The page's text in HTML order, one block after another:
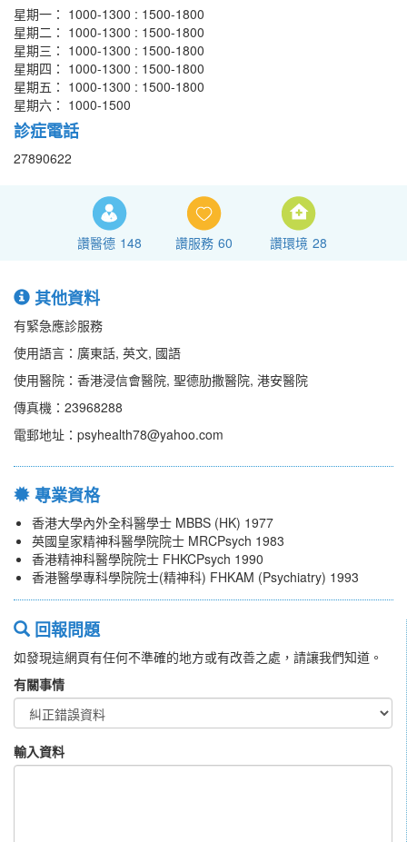
星期一： 1000-1300 : 1500-1800
星期二： 1000-1300 : 1500-1800
星期三： 1000-1300 : 1500-1800
星期四： 1000-1300 : 1500-1800
星期五： 1000-1300 : 1500-1800
星期六： 1000-1500
診症電話
27890622
讚醫德 148 讚服務 60 讚環境 28
其他資料
有緊急應診服務
使用語言：廣東話, 英文, 國語
使用醫院：香港浸信會醫院, 聖德肋撒醫院, 港安醫院
傳真機：23968288
電郵地址：psyhealth78@yahoo.com
專業資格
香港大學內外全科醫學士 MBBS (HK) 1977
英國皇家精神科醫學院院士 MRCPsych 1983
香港精神科醫學院院士 FHKCPsych 1990
香港醫學專科學院院士(精神科) FHKAM (Psychiatry) 1993
回報問題
如發現這網頁有任何不準確的地方或有改善之處，請讓我們知道。
有關事情
輸入資料